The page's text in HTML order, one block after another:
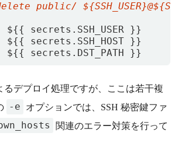
public/
${{ secrets.SSH_USER }}
${{ secrets.SSH_HOST }}
${{ secrets.DST_PATH }}
るデプロイ処理ですが、ここは若干複
-e
オプションでは、SSH 秘密鍵ファ
関連のエラー対策を行って